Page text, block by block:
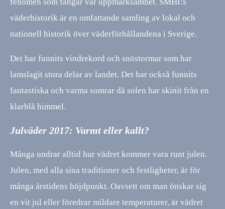
väderhistorik är en omfattande samling av lokal och
nationell historik över väderförhållandena i Sverige.
Det har funnits vindrekord och snöstormar som har
lamslagit stora delar av landet. Det har också funnits
fantastiska och varma somrar då solen har skinit från en
klarblå himmel.
Julväder 2017: Varmt eller kallt?
Många undrar alltid hur vädret kommer vara runt julen.
Julen, med alla sina traditioner och festligheter, är för
många årstidens höjdpunkt. Oavsett om man önskar sig
en vit jul eller föredrar mildare temperaturer, är vädret